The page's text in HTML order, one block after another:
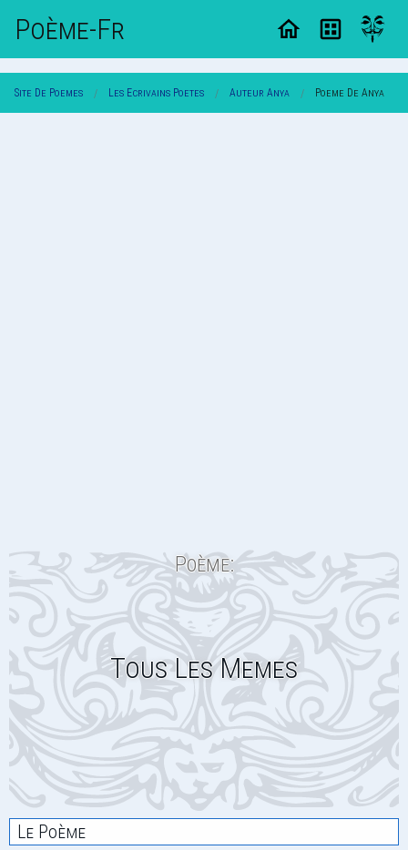
Poème-Fr
Site De Poemes Les Ecrivains Poetes Auteur Anya Poeme De Anya
Poème:
Tous Les Memes
Le Poème